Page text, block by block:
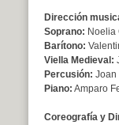
Dirección
Soprano: Noelia
Barítono:
Viella Medieval:
Percusión: Joan
Piano: Amparo
Coreografía y